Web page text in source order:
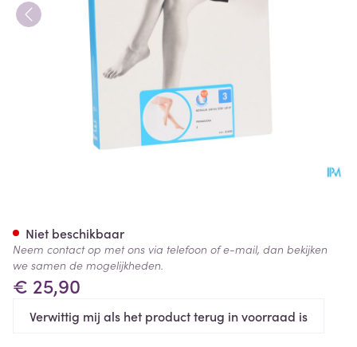
€ 25,90
Verwittig mij als het product terug in voorraad is
Niet beschikbaar
Neem contact op met ons via telefoon of e-mail, dan bekijken
we samen de mogelijkheden.